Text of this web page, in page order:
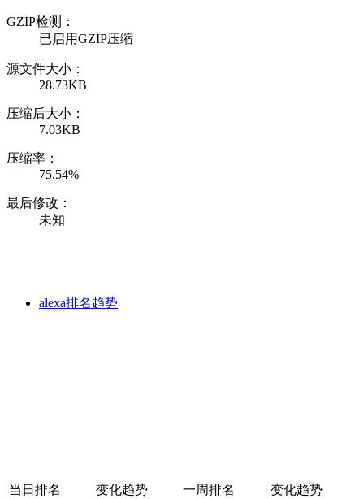
GZIP检测：
已启用GZIP压缩
源文件大小：
28.73KB
压缩后大小：
7.03KB
压缩率：
75.54%
最后修改：
未知
alexa排名趋势
当日排名 变化趋势 一周排名
变化趋势